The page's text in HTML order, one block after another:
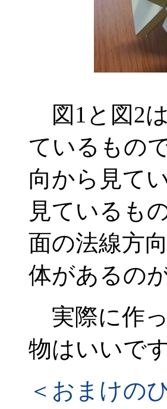
図1と図2
ているもの
向から見て
見ているも
面の法線方
体があるの
実際に作
物はいいです
＜おまけの